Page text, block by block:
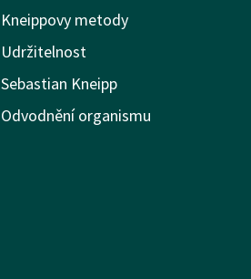
Kneippovy metody
Udržitelnost
Sebastian Kneipp
Odvodnění organismu